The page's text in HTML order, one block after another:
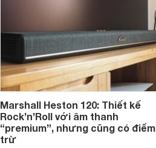
Marshall Heston 120: Thiết kế
Rock’n’Roll với âm thanh
“premium”, nhưng cũng có điểm
trừ